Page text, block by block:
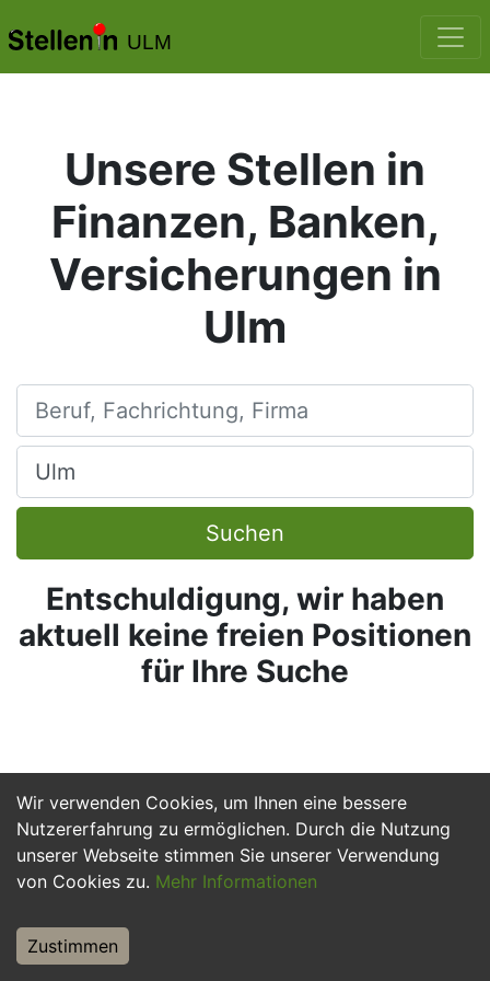
ULM
Wir verwenden Cookies, um Ihnen eine bessere
Nutzererfahrung zu ermöglichen. Durch die Nutzung
unserer Webseite stimmen Sie unserer Verwendung
von Cookies zu. Mehr Informationen
Zustimmen
Unsere Stellen in
Finanzen, Banken,
Versicherungen in
Ulm
Beruf, Fachrichtung, Firma
Ort, Stadt
Suchen
Entschuldigung, wir haben
aktuell keine freien Positionen
für Ihre Suche